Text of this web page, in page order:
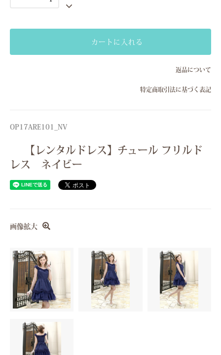
Sサイズ(7号）
Mサイズ(9号）
Mサイズ(9号）
カートに入れる
返品について
特定商取引法に基づく表記
OP17ARE101_NV
【レンタルドレス】チュール フリルド
レス ネイビー
画像拡大